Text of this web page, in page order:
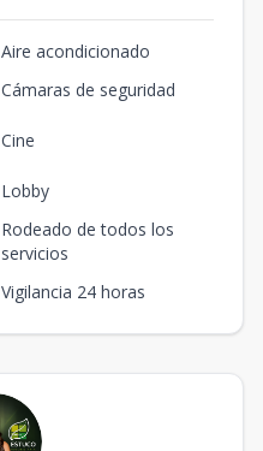
Aire acondicionado
Cámaras de seguridad
Cine
Lobby
Rodeado de todos los
servicios
Vigilancia 24 horas